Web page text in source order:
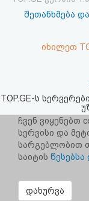
შეთანხმება
უარყოფა
შეთანხმება
იხილეთ
TOP.GE-ს
ჩვენ ვიყენებთ
სერვისი და
სარგებლობით
საიტის წესებსა
დახურვა